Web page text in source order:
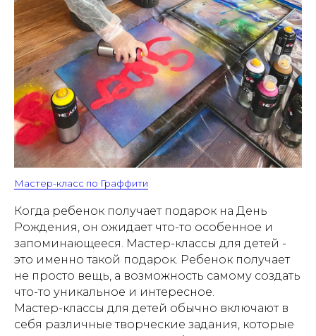
Мастер-класс по Граффити
Когда ребенок получает подарок на День
Рождения, он ожидает что-то особенное и
запоминающееся. Мастер-классы для детей -
это именно такой подарок. Ребенок получает
не просто вещь, а возможность самому создать
что-то уникальное и интересное.
Мастер-классы для детей обычно включают в
себя различные творческие задания, которые